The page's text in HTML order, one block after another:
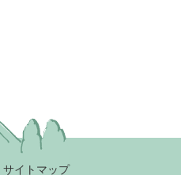
サイトマップ